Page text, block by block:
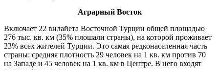
Аграрный Восток
Включает 22 вилайета Восточной Турции общей площадью
276 тыс. кв. км (35% плошали страны), на которой проживает
23% всех жителей Турции. Это самая редконаселенная часть
страны: средняя плотность 29 человек на 1 кв. км против 70
на Западе и 45 человек на 1 кв. км в Центре. В него входят